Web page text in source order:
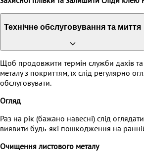
Технічне обслуговування та миття
Щоб продовжити термін служби дахів та
металу з покриттям, їх слід регулярно
обслуговувати.
Огляд
Раз на рік (бажано навесні) слід
виявити будь-які пошкодження на ранній
Очищення листового металу